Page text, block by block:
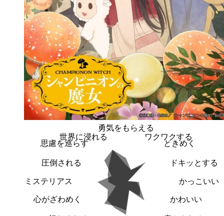
勇気をもらえる
ワクワクする
ときめく
ドキッとする
かっこいい
かわいい
心がざわめく
ミステリアス
圧倒される
思慮を巡らす
世界に浸れる